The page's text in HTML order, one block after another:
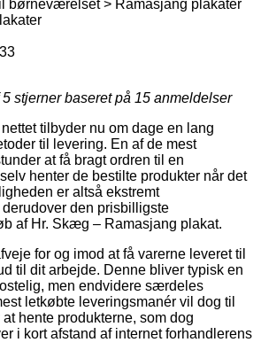
børneværelset > Ramasjang plakater
stjerner baseret på 15 anmeldelser
tilbyder nu om dage en lang
til levering. En af de mest
at få bragt ordren til en
henter de bestilte produkter når det
er altså ekstremt
den prisbilligste
af Hr. Skæg – Ramasjang plakat.
for og imod at få varerne leveret til
til dit arbejde. Denne bliver typisk en
men endvidere særdeles
letkøbte leveringsmanér vil dog til
hente produkterne, som dog
i kort afstand af internet forhandlerens